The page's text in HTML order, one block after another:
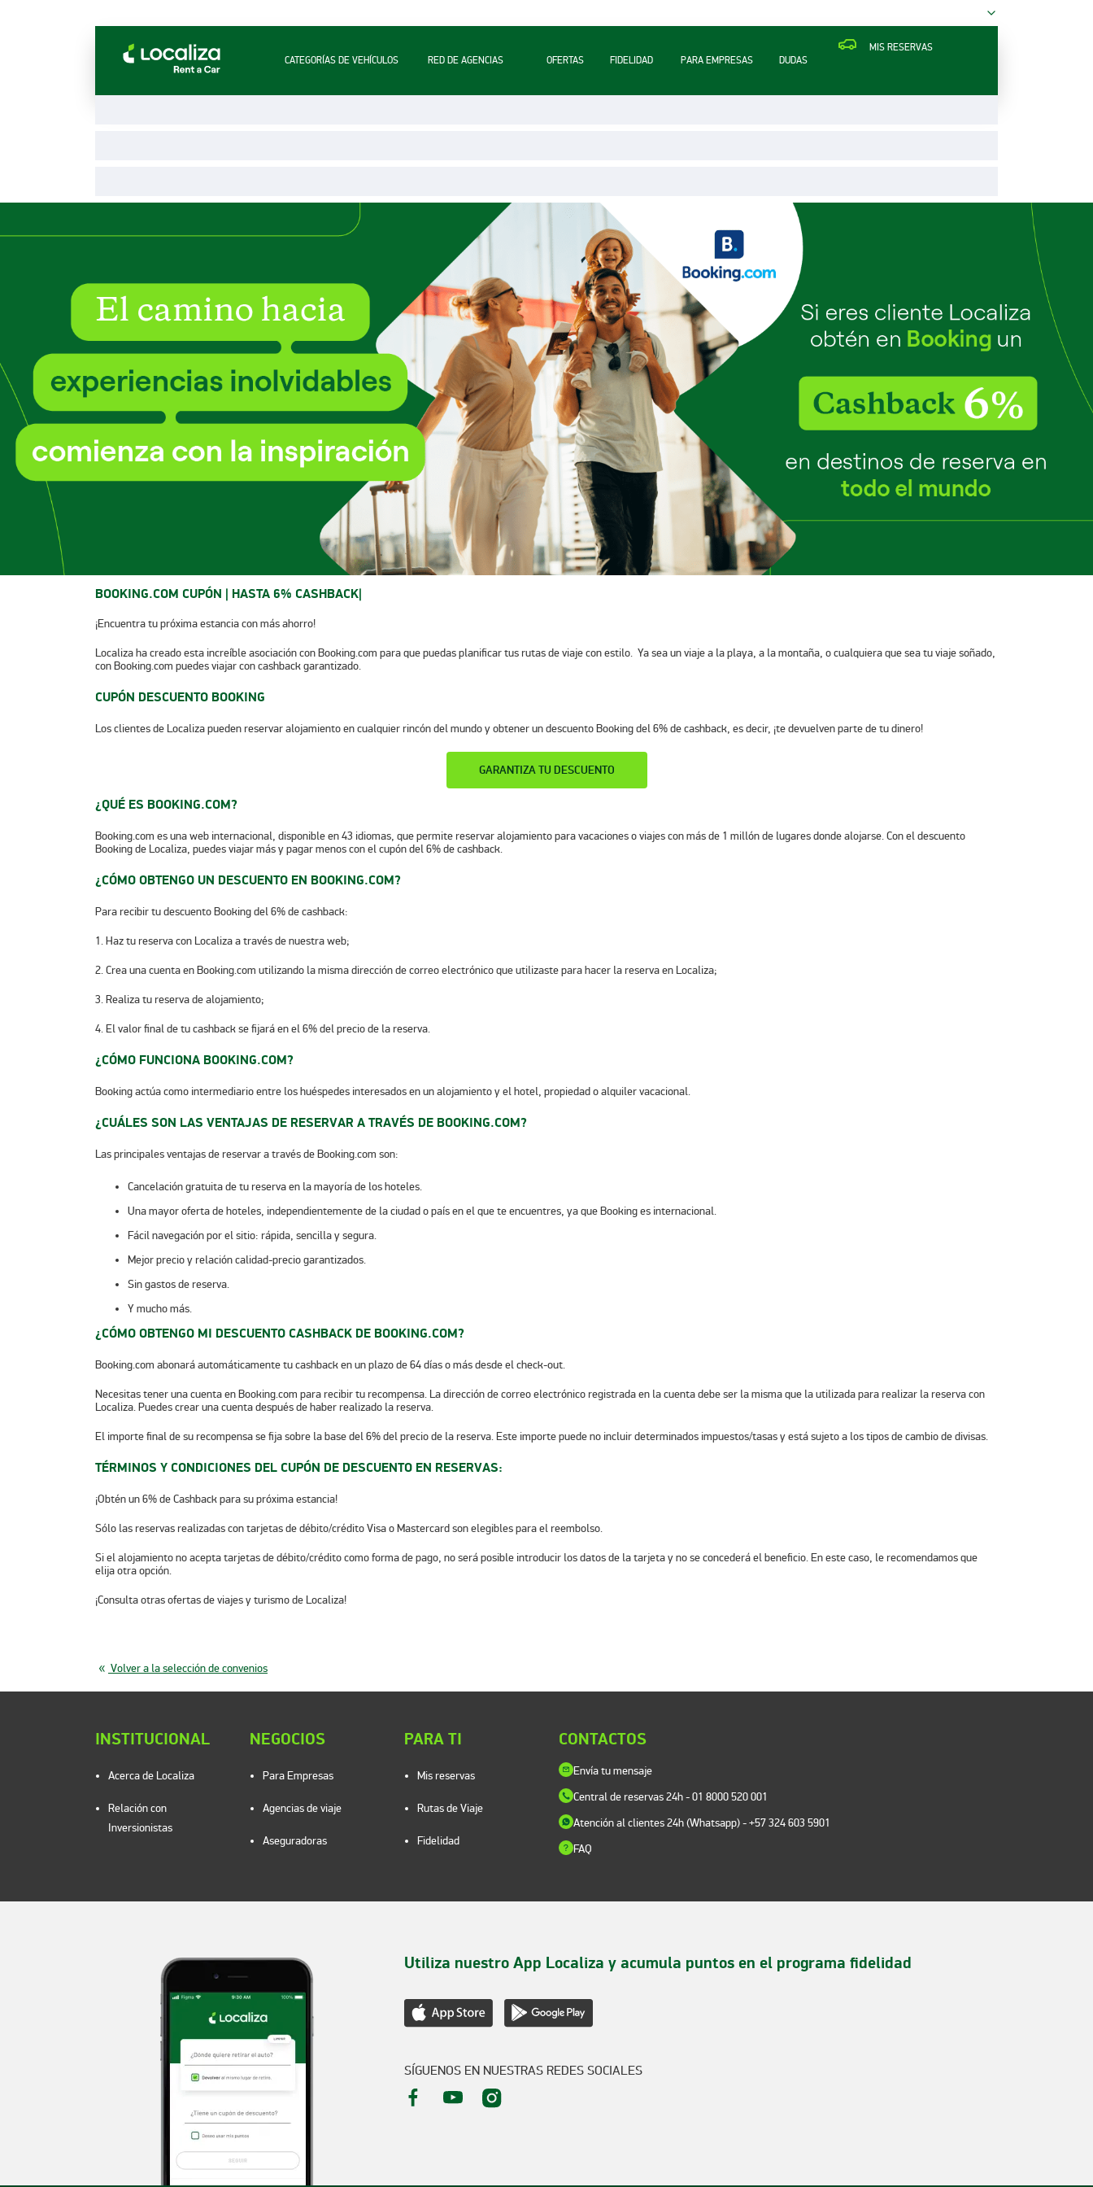
MIS RESERVAS
CATEGORÍAS DE VEHÍCULOS
RED DE AGENCIAS OFERTAS FIDELIDAD PARA EMPRESAS DUDAS
BOOKING.COM CUPÓN | HASTA 6% CASHBACK|
¡Encuentra tu próxima estancia con más ahorro!
Localiza ha creado esta increíble asociación con Booking.com para que puedas planificar tus rutas de viaje con estilo. Ya sea un viaje a la playa, a la montaña, o cualquiera que sea tu viaje soñado,
con Booking.com puedes viajar con cashback garantizado.
CUPÓN DESCUENTO BOOKING
Los clientes de Localiza pueden reservar alojamiento en cualquier rincón del mundo y obtener un descuento Booking del 6% de cashback, es decir, ¡te devuelven parte de tu dinero!
GARANTIZA TU DESCUENTO
¿QUÉ ES BOOKING.COM?
Booking.com es una web internacional, disponible en 43 idiomas, que permite reservar alojamiento para vacaciones o viajes con más de 1 millón de lugares donde alojarse. Con el descuento
Booking de Localiza, puedes viajar más y pagar menos con el cupón del 6% de cashback.
¿CÓMO OBTENGO UN DESCUENTO EN BOOKING.COM?
Para recibir tu descuento Booking del 6% de cashback:
1. Haz tu reserva con Localiza a través de nuestra web;
2. Crea una cuenta en Booking.com utilizando la misma dirección de correo electrónico que utilizaste para hacer la reserva en Localiza;
3. Realiza tu reserva de alojamiento;
4. El valor final de tu cashback se fijará en el 6% del precio de la reserva.
¿CÓMO FUNCIONA BOOKING.COM?
Booking actúa como intermediario entre los huéspedes interesados en un alojamiento y el hotel, propiedad o alquiler vacacional.
¿CUÁLES SON LAS VENTAJAS DE RESERVAR A TRAVÉS DE BOOKING.COM?
Las principales ventajas de reservar a través de Booking.com son:
Cancelación gratuita de tu reserva en la mayoría de los hoteles.
Una mayor oferta de hoteles, independientemente de la ciudad o país en el que te encuentres, ya que Booking es internacional.
Fácil navegación por el sitio: rápida, sencilla y segura.
Mejor precio y relación calidad-precio garantizados.
Sin gastos de reserva.
Y mucho más.
¿CÓMO OBTENGO MI DESCUENTO CASHBACK DE BOOKING.COM?
Booking.com abonará automáticamente tu cashback en un plazo de 64 días o más desde el check-out.
Necesitas tener una cuenta en Booking.com para recibir tu recompensa. La dirección de correo electrónico registrada en la cuenta debe ser la misma que la utilizada para realizar la reserva con
Localiza. Puedes crear una cuenta después de haber realizado la reserva.
El importe final de su recompensa se fija sobre la base del 6% del precio de la reserva. Este importe puede no incluir determinados impuestos/tasas y está sujeto a los tipos de cambio de divisas.
TÉRMINOS Y CONDICIONES DEL CUPÓN DE DESCUENTO EN RESERVAS:
¡Obtén un 6% de Cashback para su próxima estancia!
Sólo las reservas realizadas con tarjetas de débito/crédito Visa o Mastercard son elegibles para el reembolso.
Si el alojamiento no acepta tarjetas de débito/crédito como forma de pago, no será posible introducir los datos de la tarjeta y no se concederá el beneficio. En este caso, le recomendamos que
elija otra opción.
¡Consulta otras ofertas de viajes y turismo de Localiza!
Volver a la selección de convenios
INSTITUCIONAL
Acerca de Localiza
Relación con
Inversionistas
NEGOCIOS
Para Empresas
Agencias de viaje
Aseguradoras
PARA TI
Mis reservas
Rutas de Viaje
Fidelidad
CONTACTOS
Envía tu mensaje
Central de reservas 24h- 01 8000 520 001
Atención al clientes 24h (Whatsapp)- +57 324 603 5901
FAQ
Utiliza nuestro App Localiza y acumula puntos en el programa fidelidad
SÍGUENOS EN NUESTRAS REDES SOCIALES